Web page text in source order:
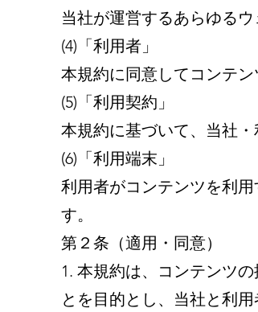
当社が運営するあらゆるウ
(4)「利用者」
本規約に同意してコンテン
(5)「利用契約」
本規約に基づいて、当社・
(6)「利用端末」
利用者がコンテンツを利
す。
第２条（適用・同意）
1. 本規約は、コンテンツ
とを目的とし、当社と利